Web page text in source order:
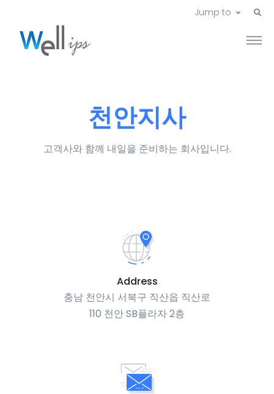
Jump to
천안지사
고객사와 함께 내일을 준비하는 회사입니다.
Address
충남 천안시 서북구 직산읍 직산로
110 천안 SB플라자 2층